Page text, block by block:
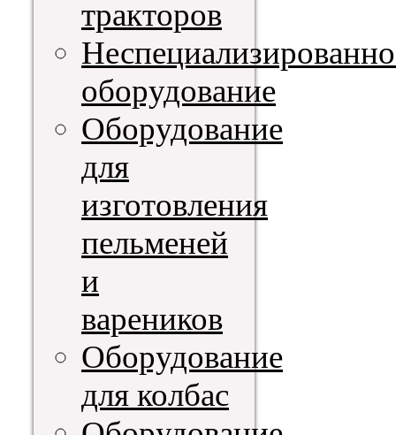
тракторов
оборудование
Оборудование
для
изготовления
пельменей
и
вареников
Оборудование
для колбас